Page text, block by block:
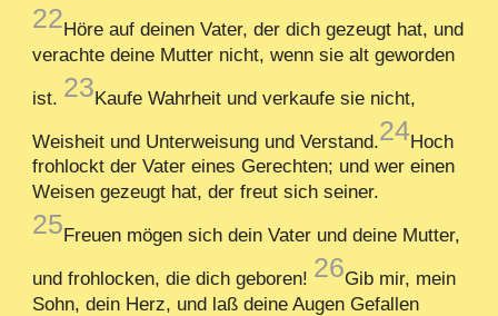
22Höre auf deinen Vater, der dich gezeugt hat, und
verachte deine Mutter nicht, wenn sie alt geworden
ist. 23Kaufe Wahrheit und verkaufe sie nicht,
Weisheit und Unterweisung und Verstand.24Hoch
frohlockt der Vater eines Gerechten; und wer einen
Weisen gezeugt hat, der freut sich seiner.
25Freuen mögen sich dein Vater und deine Mutter,
und frohlocken, die dich geboren! 26Gib mir, mein
Sohn, dein Herz, und laß deine Augen Gefallen